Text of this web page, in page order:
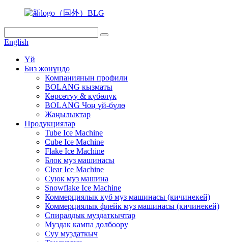
English
Үй
Биз жөнүндө
Компаниянын профили
BOLANG кызматы
Көрсөтүү & күбөлүк
BOLANG Чоң үй-бүлө
Жаңылыктар
Продукциялар
Tube Ice Machine
Cube Ice Machine
Flake Ice Machine
Блок муз машинасы
Clear Ice Machine
Суюк муз машина
Snowflake Ice Machine
Коммерциялык куб муз машинасы (кичинекей)
Коммерциялык флейк муз машинасы (кичинекей)
Спиралдык муздаткычтар
Муздак кампа долбоору
Суу муздаткыч